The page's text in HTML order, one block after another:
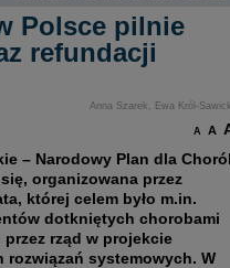
Polsce pilnie
refundacji
Anna Szarek, Ewa Król-
A A
– Narodowy Plan dla
organizowana przez
której celem było m.in.
dotkniętych chorobami
rząd w projekcie
rozwiązań systemowych. W